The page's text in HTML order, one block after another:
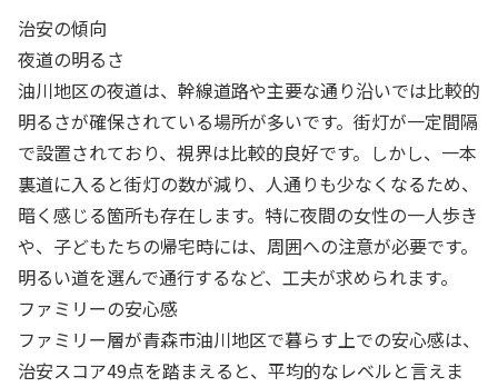
治安の傾向
夜道の明るさ
油川地区の夜道は、幹線道路や主要な通り沿いでは比較的
明るさが確保されている場所が多いです。街灯が一定間隔
で設置されており、視界は比較的良好です。しかし、一本
裏道に入ると街灯の数が減り、人通りも少なくなるため、
暗く感じる箇所も存在します。特に夜間の女性の一人歩き
や、子どもたちの帰宅時には、周囲への注意が必要です。
明るい道を選んで通行するなど、工夫が求められます。
ファミリーの安心感
ファミリー層が青森市油川地区で暮らす上での安心感は、
治安スコア49点を踏まえると、平均的なレベルと言えま